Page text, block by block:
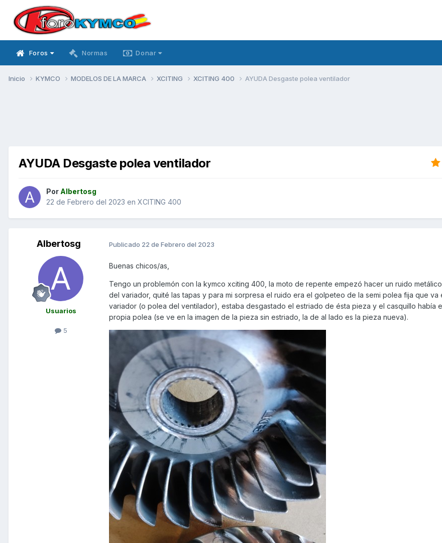
Foros Normas Donar
Inicio KYMCO MODELOS DE LA MARCA XCITING XCITING 400 AYUDA Desgaste polea ventilador
AYUDA Desgaste polea ventilador
Por Albertosg
22 de Febrero del 2023 en XCITING 400
Albertosg
Usuarios
5
Publicado 22 de Febrero del 2023
Buenas chicos/as,
Tengo un problemón con la kymco xciting 400, la moto de repente empezó hacer un ruido
del variador, quité las tapas y para mi sorpresa el ruido era el golpeteo de la semi polea fija que va
variador (o polea del ventilador), estaba desgastado el estriado de ésta pieza y el casquillo había
propia polea (se ve en la imagen de la pieza sin estriado, la de al lado es la pieza nueva).